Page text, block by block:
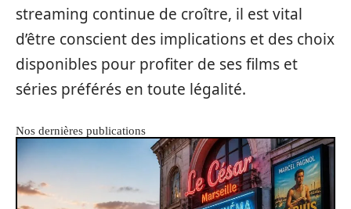
streaming continue de croître, il est vital
d’être conscient des implications et des choix
disponibles pour profiter de ses films et
séries préférés en toute légalité.
Nos dernières publications